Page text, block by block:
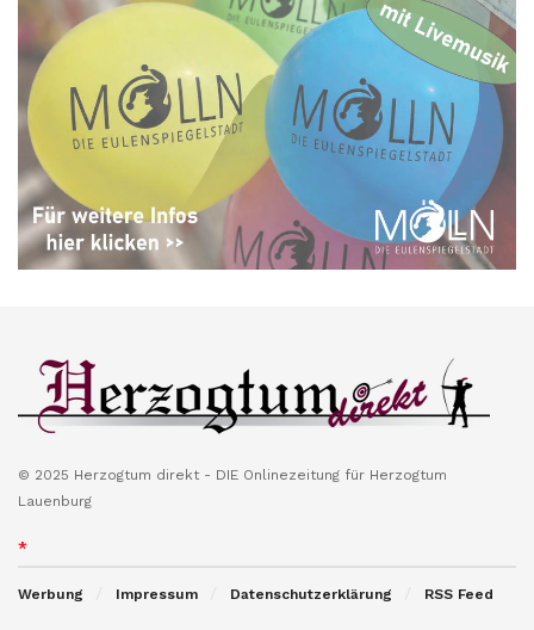
© 2025 Herzogtum direkt - DIE Onlinezeitung für Herzogtum
Lauenburg
*
Werbung Impressum Datenschutzerklärung RSS Feed